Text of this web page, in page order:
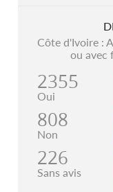
Côte d'Ivoire :
ou avec
2355
Oui
808
Non
226
Sans avis